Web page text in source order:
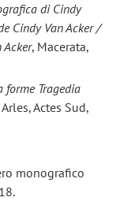
di Cindy
Cindy Van Acker /
, Macerata,
forme Tragedia
Arles, Actes Sud,
monografico